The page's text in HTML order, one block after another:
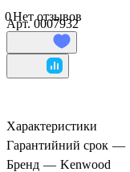
0Нет отзывов
Арт.0007932
Характеристики
Гарантийний срок —
Бренд — Kenwood